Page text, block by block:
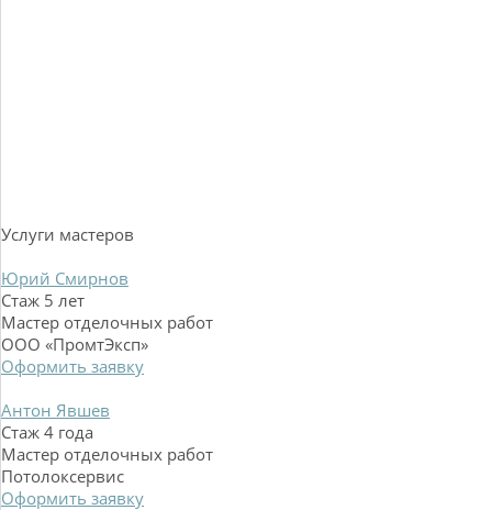
Услуги мастеров
Юрий Смирнов
Стаж 5 лет
Мастер отделочных работ
ООО «ПромтЭксп»
Оформить заявку
Антон Явшев
Стаж 4 года
Мастер отделочных работ
Потолоксервис
Оформить заявку